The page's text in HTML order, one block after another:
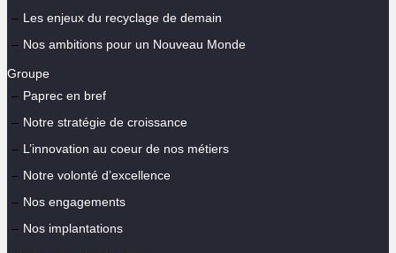
Les enjeux du recyclage de demain
Nos ambitions pour un Nouveau Monde
Groupe
Paprec en bref
Notre stratégie de croissance
L’innovation au coeur de nos métiers
Notre volonté d’excellence
Nos engagements
Nos implantations